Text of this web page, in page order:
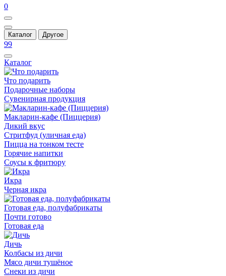
0
Каталог Другое
99
Каталог
Что подарить
Подарочные наборы
Сувенирная продукция
Макларин-кафе (Пиццерия)
Дикий вкус
Стритфуд (уличная еда)
Пицца на тонком тесте
Горячие напитки
Соусы к фритюру
Икра
Черная икра
Готовая еда, полуфабрикаты
Почти готово
Готовая еда
Дичь
Колбасы из дичи
Мясо дичи тушёное
Снеки из дичи